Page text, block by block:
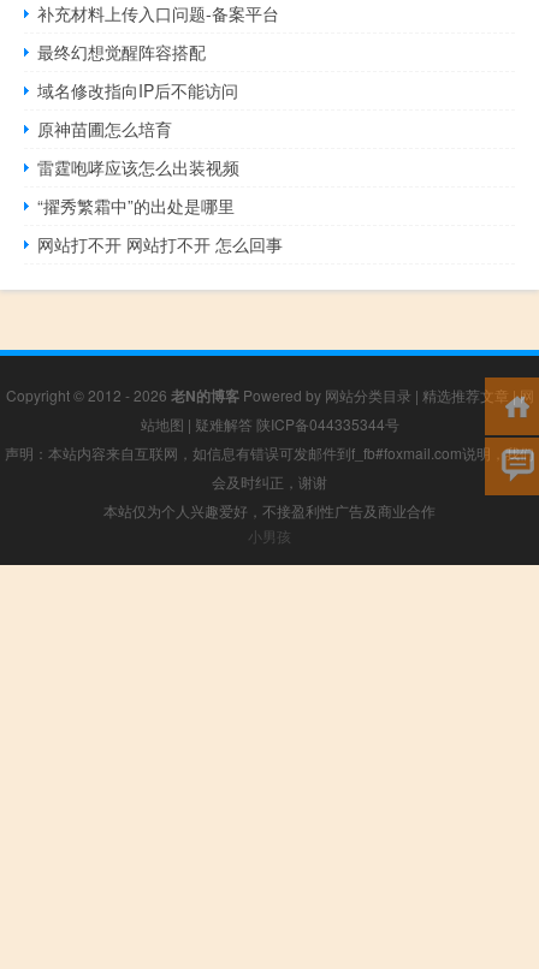
补充材料上传入口问题-备案平台
最终幻想觉醒阵容搭配
域名修改指向IP后不能访问
原神苗圃怎么培育
雷霆咆哮应该怎么出装视频
“擢秀繁霜中”的出处是哪里
网站打不开 网站打不开 怎么回事
Copyright © 2012 - 2026 老N的博客Powered by 网站分类目录 | 精选推荐文章 |网
站地图 | 疑难解答 陕ICP备044335344号
声明：本站内容来自互联网，如信息有错误可发邮件到f_fb#foxmail.com说明，我们
会及时纠正，谢谢
本站仅为个人兴趣爱好，不接盈利性广告及商业合作
小男孩